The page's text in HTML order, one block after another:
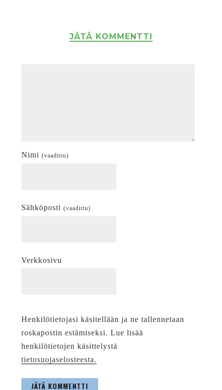
JÄTÄ KOMMENTTI
Nimi (vaadittu)
Sähköposti (vaadittu)
Verkkosivu
Henkilötietojasi käsitellään ja ne tallennetaan
roskapostin estämiseksi. Lue lisää
henkilötietojen käsittelystä
tietosuojaselosteesta.